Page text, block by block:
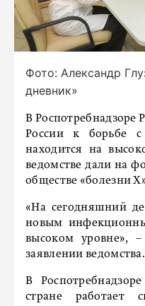
Фото: Александр
дневник»
В Роспотребнадзоре
России к борьбе
находится на
ведомстве дали на
обществе «болезни
«На сегодняшний
новым
высоком уровне»,
заявлении ведомства.
В
стране работает